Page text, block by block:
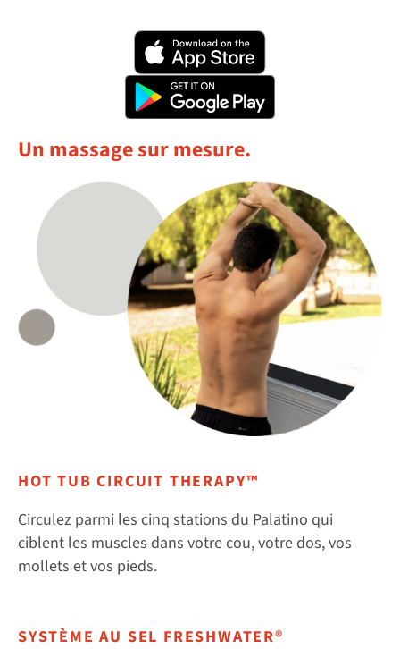
Un massage sur mesure.
HOT TUB CIRCUIT THERAPY™
Circulez parmi les cinq stations du Palatino qui
ciblent les muscles dans votre cou, votre dos, vos
mollets et vos pieds.
SYSTÈME AU SEL FRESHWATER®